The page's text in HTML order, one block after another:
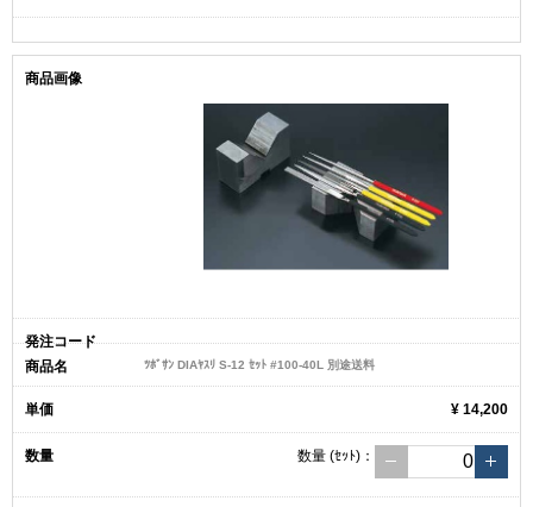
ﾂﾎﾞｻﾝ DIAﾔｽﾘ S-12 ｾｯﾄ #100-40L 別途送料
¥ 14,200
数量 (ｾｯﾄ) ：